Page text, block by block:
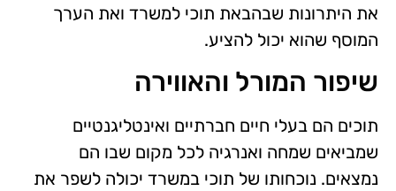
את היתרונות שבהבאת תוכי למשרד ואת הערך
המוסף שהוא יכול להציע.
שיפור המורל והאווירה
תוכים הם בעלי חיים חברתיים ואינטליגנטיים
שמביאים שמחה ואנרגיה לכל מקום שבו הם
נמצאים. נוכחותו של תוכי במשרד יכולה לשפר את